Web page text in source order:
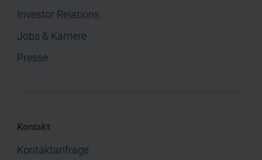
Investor Relations
Jobs & Karriere
Presse
Kontakt
Kontaktanfrage